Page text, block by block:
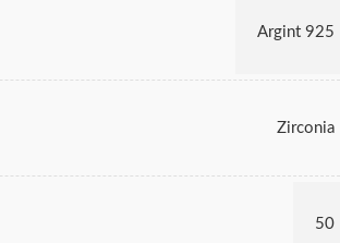
Argint 925
Zirconia
50